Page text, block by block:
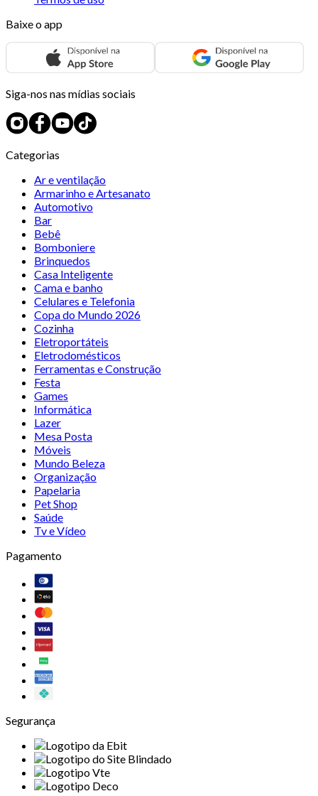
Baixe o app
Siga-nos nas mídias sociais
Categorias
Ar e ventilação
Armarinho e Artesanato
Automotivo
Bar
Bebê
Bomboniere
Brinquedos
Casa Inteligente
Cama e banho
Celulares e Telefonia
Copa do Mundo 2026
Cozinha
Eletroportáteis
Eletrodomésticos
Ferramentas e Construção
Festa
Games
Informática
Lazer
Mesa Posta
Móveis
Mundo Beleza
Organização
Papelaria
Pet Shop
Saúde
Tv e Vídeo
Pagamento
Segurança